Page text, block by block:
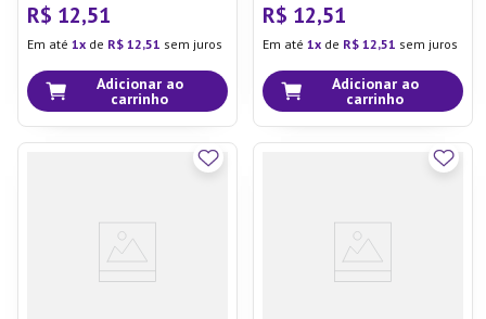
R$ 12,51
Em até 1 de R$ 12,51 sem juros
Adicionar ao
carrinho
R$ 12,51
Em até 1 de R$ 12,51 sem juros
Adicionar ao
carrinho